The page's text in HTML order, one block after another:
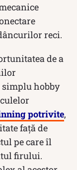
reci.
de a
hobby
potrivite,
față de
pe care îl
firului.